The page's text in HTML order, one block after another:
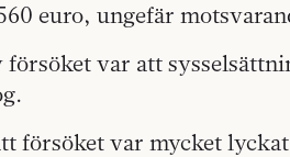
euro, ungefär
försöket var att
försöket var mycket